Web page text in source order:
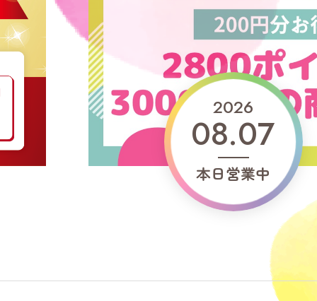
営業時間・駐車場案内
よくあるご質問
ショップ求人情報2026
08.07
本日営業中